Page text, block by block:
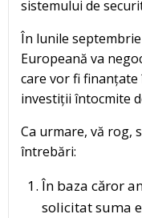
sistemului de
În lunile
Europeană va
care vor fi
investiții întocmite
Ca urmare, vă rog,
întrebări:
În baza căror
solicitat suma